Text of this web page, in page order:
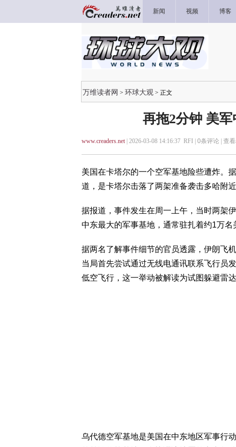
新闻 视频 博客
万维读者网 > 环球大观 > 正文
再拖2分钟 美
www.creaders.net| 2026-03-08 14:16:37 RFI | 0条评论 | 查
美国在卡塔尔的一个空军基地险些遭炸。
道，是卡塔尔击落了两架准备袭击多哈附
据报道，事件发生在周一上午，当时两架
中东最大的军事基地，通常驻扎着约1万名
据两名了解事件细节的官员透露，伊朗飞
当局首先尝试通过无线电通讯联系飞行员
低空飞行，这一举动被解读为试图躲避雷达
乌代德空军基地是美国在中东地区军事行